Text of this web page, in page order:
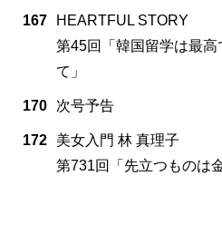
167
HEARTFUL STORY
第45回「韓国留学は最
て」
170 次号予告
172
美女入門 林 真理子
第731回「先立つものは金